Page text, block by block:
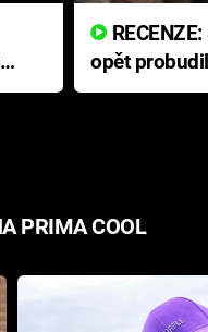
opět
přichází s
PRIMA COOL